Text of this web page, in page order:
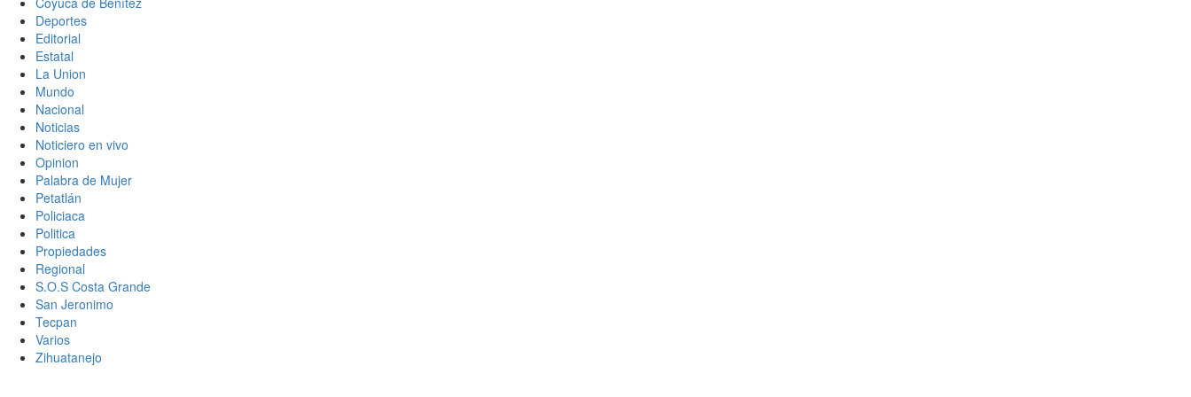
Deportes
Editorial
Estatal
La Union
Mundo
Nacional
Noticias
Noticiero en vivo
Opinion
Palabra de Mujer
Petatlán
Policiaca
Politica
Propiedades
Regional
S.O.S Costa Grande
San Jeronimo
Tecpan
Varios
Zihuatanejo